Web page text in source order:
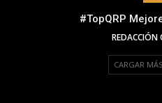
#TopQRP
REDACCIÓN
CARGAR